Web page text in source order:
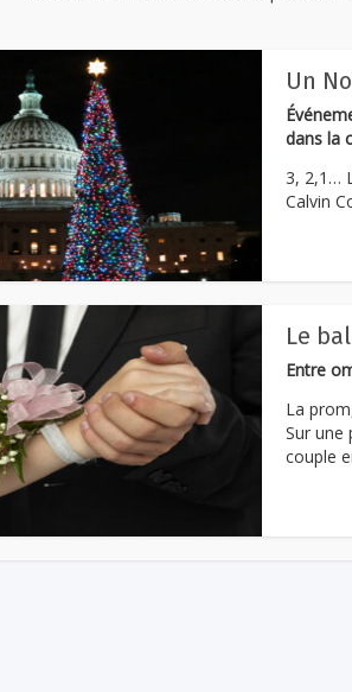
Un
dans la
3, 2,1…
Calvin
Le
Entre
La
Sur une
couple